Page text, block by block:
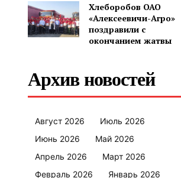
Хлеборобов ОАО
«Алексеевичи-Агро»
поздравили с
окончанием жатвы
Архив новостей
Август 2026
Июль 2026
Июнь 2026
Май 2026
Апрель 2026
Март 2026
Февраль 2026
Январь 2026